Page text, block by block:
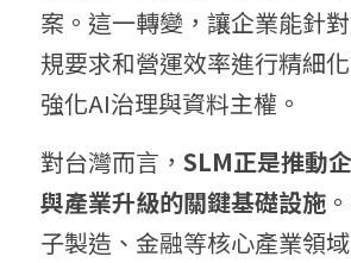
案。這一轉變，讓企業能針
規要求和營運效率進行精細
強化AI治理與資料主權。
對台灣而言， SLM正是推動
與產業升級的關鍵基礎設施
子製造、金融等核心產業領